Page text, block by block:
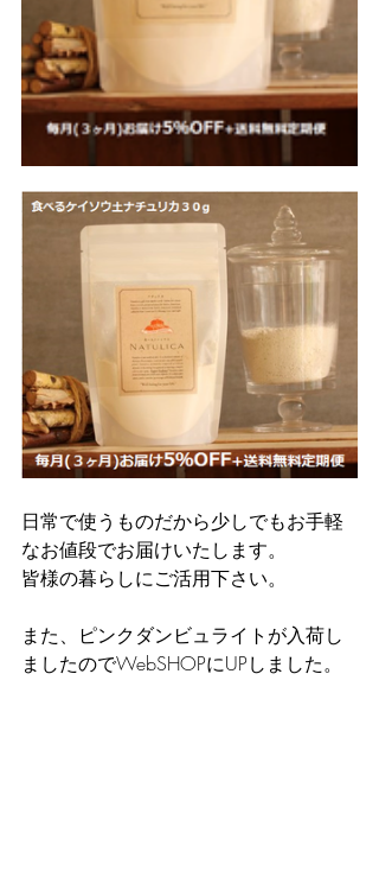
日常で使うものだから少しでもお手軽
なお値段でお届けいたします。
皆様の暮らしにご活用下さい。
また、ピンクダンビュライトが入荷し
ましたのでWebSHOPにUPしました。